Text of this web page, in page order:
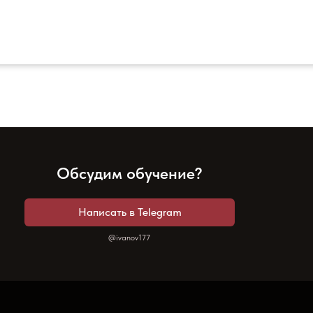
@ivanov177
Написать в Telegram
Обсудим обучение?